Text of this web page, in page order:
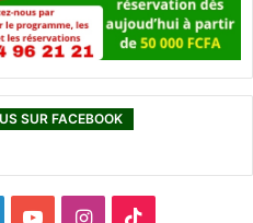
SUR FACEBOOK
I